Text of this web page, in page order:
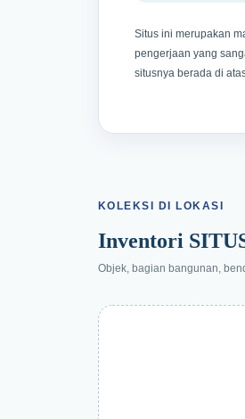
Situs ini merupakan
pengerjaan yang
situsnya berada di
KOLEKSI DI LOKASI
Inventori
Objek, bagian bangunan,